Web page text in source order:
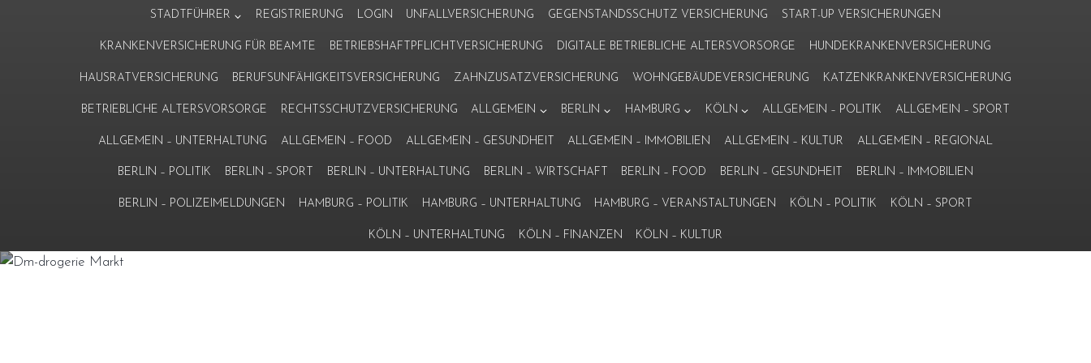
STADTFÜHRER REGISTRIERUNG LOGIN UNFALLVERSICHERUNG GEGENSTANDSSCHUTZ VERSICHERUNG START-UP VERSICHERUNGEN
KRANKENVERSICHERUNG FÜR BEAMTE BETRIEBSHAFTPFLICHTVERSICHERUNG DIGITALE BETRIEBLICHE ALTERSVORSORGE HUNDEKRANKENVERSICHERUNG
HAUSRATVERSICHERUNG BERUFSUNFÄHIGKEITSVERSICHERUNG ZAHNZUSATZVERSICHERUNG WOHNGEBÄUDEVERSICHERUNG KATZENKRANKENVERSICHERUNG
BETRIEBLICHE ALTERSVORSORGE RECHTSSCHUTZVERSICHERUNG ALLGEMEIN BERLIN HAMBURG KÖLN ALLGEMEIN – POLITIK ALLGEMEIN – SPORT
ALLGEMEIN – UNTERHALTUNG ALLGEMEIN – FOOD ALLGEMEIN – GESUNDHEIT ALLGEMEIN – IMMOBILIEN ALLGEMEIN – KULTUR ALLGEMEIN – REGIONAL
BERLIN – POLITIK BERLIN – SPORT BERLIN – UNTERHALTUNG BERLIN – WIRTSCHAFT BERLIN – FOOD BERLIN – GESUNDHEIT BERLIN – IMMOBILIEN
BERLIN – POLIZEIMELDUNGEN HAMBURG – POLITIK HAMBURG – UNTERHALTUNG HAMBURG – VERANSTALTUNGEN KÖLN – POLITIK KÖLN – SPORT
KÖLN – UNTERHALTUNG KÖLN – FINANZEN KÖLN – KULTUR